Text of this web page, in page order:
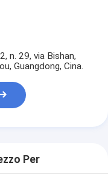
n. 29, via Bishan,
Guangdong, Cina.
Per